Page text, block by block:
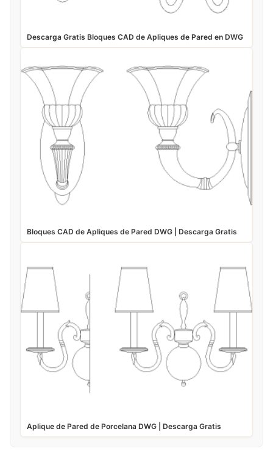
Descarga Gratis Bloques CAD de Apliques de Pared en DWG
Bloques CAD de Apliques de Pared DWG | Descarga Gratis
Aplique de Pared de Porcelana DWG | Descarga Gratis